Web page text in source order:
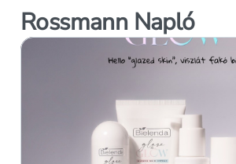
Rossmann Napló